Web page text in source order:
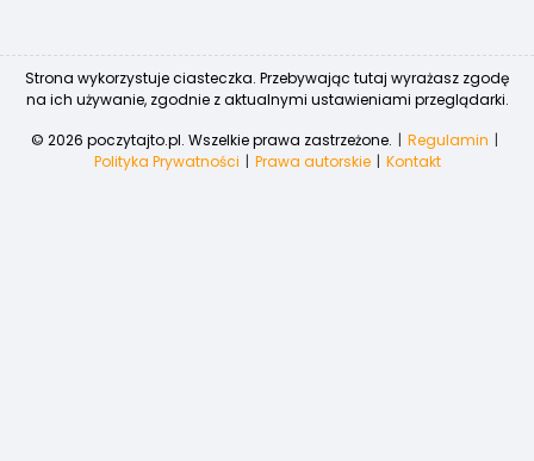
Strona wykorzystuje ciasteczka. Przebywając tutaj wyrażasz zgodę
na ich używanie, zgodnie z aktualnymi ustawieniami przeglądarki.
© 2026 poczytajto.pl. Wszelkie prawa zastrzeżone.
Regulamin
Polityka Prywatności
Prawa autorskie Kontakt